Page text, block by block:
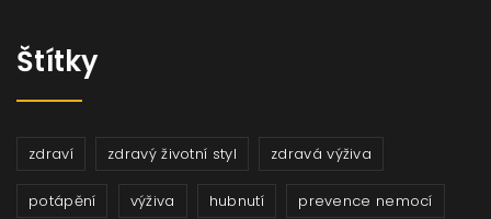
Štítky
zdraví zdravý životní styl zdravá výživa
potápění výživa hubnutí prevence nemocí